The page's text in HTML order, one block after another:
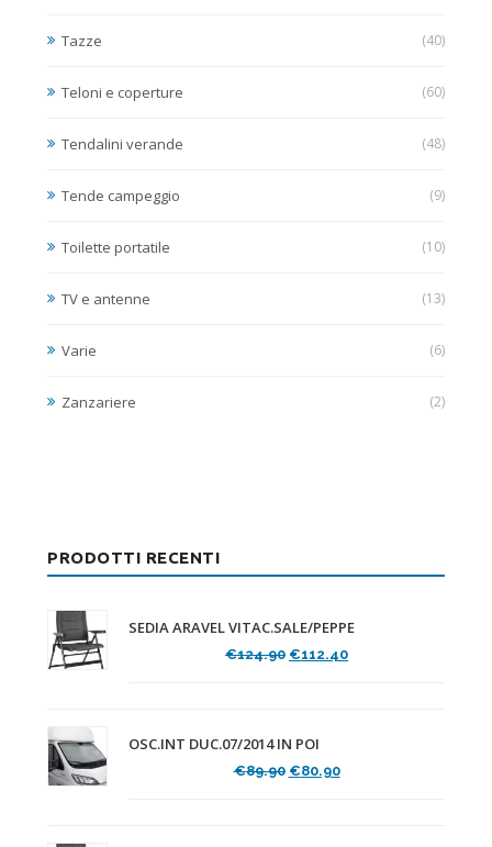
Tazze (40)
Teloni e coperture (60)
Tendalini verande (48)
Tende campeggio (9)
Toilette portatile (10)
TV e antenne (13)
Varie (6)
Zanzariere (2)
PRODOTTI RECENTI
SEDIA ARAVEL VITAC.SALE/PEPPE
€124.90 Il
€124.90.
€112.40Il
OSC.INT DUC.07/2014 IN POI
€89.90 Il
€80.90Il